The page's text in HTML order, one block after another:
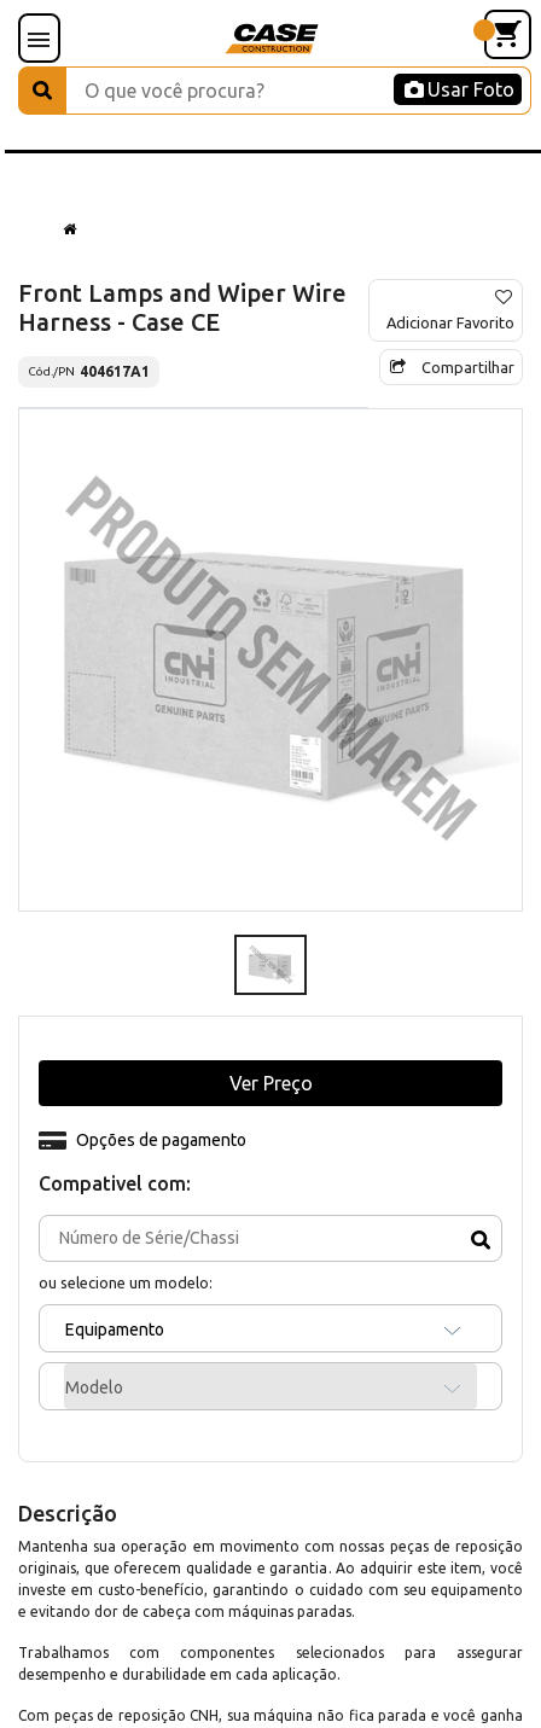
Usar Foto
Front Lamps and Wiper Wire
Harness - Case CE
Cód./PN 404617A1
Adicionar Favorito
Compartilhar
Compativel com:
ou selecione um modelo:
Equipamento
Modelo
Opções de pagamento
Ver Preço
Descrição
Mantenha sua operação em movimento com nossas peças de reposição
originais, que oferecem qualidade e garantia. Ao adquirir este item, você
investe em custo-benefício, garantindo o cuidado com seu equipamento
e evitando dor de cabeça com máquinas paradas.
Trabalhamos com componentes selecionados para assegurar
desempenho e durabilidade em cada aplicação.
Com peças de reposição CNH, sua máquina não fica parada e você ganha